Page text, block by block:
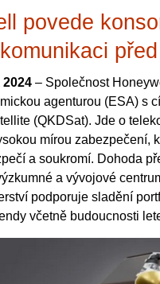
povede
2024 – Společnost
agenturou (ESA) s
(QKDSat). Jde o
mírou zabezpečení,
a soukromí. Dohoda
a vývojové
podporuje sladění
včetně budoucnosti
rulety
Brno je
různé
rulety
příležitostné hráče. V...